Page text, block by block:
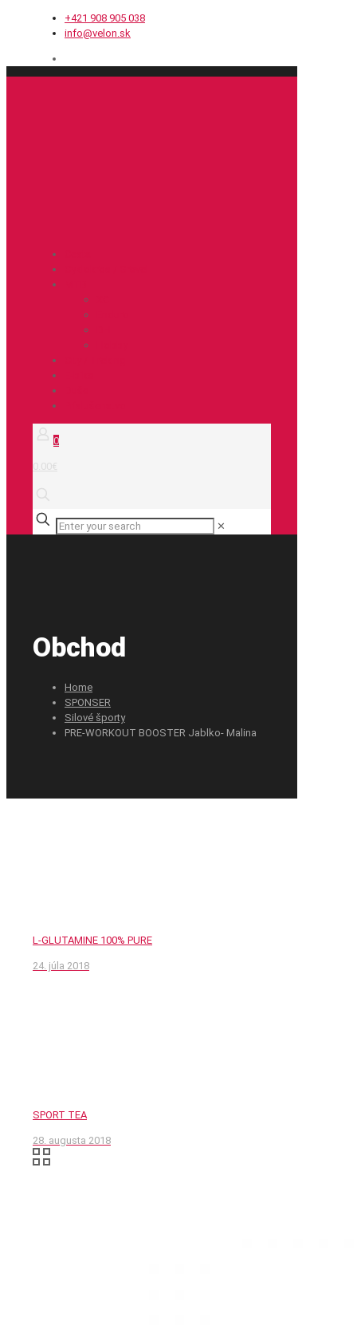
+421 908 905 038
info@velon.sk
0
0.00€
✕
Obchod
Home
SPONSER
Silové športy
PRE-WORKOUT BOOSTER Jablko- Malina
L-GLUTAMINE 100% PURE
24. júla 2018
SPORT TEA
28. augusta 2018